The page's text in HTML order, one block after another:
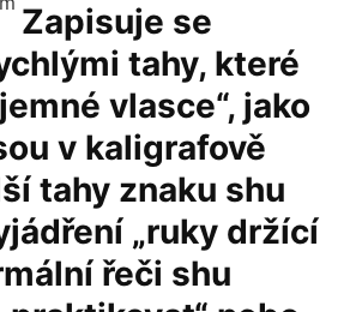
Zapisuje se
tahy, které
vlasce“, jako
v kaligrafově
tahy znaku shu
„ruky držící
řeči shu